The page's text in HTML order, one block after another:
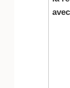
avec